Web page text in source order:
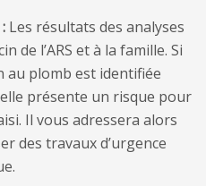
Les résultats des analyses
de l’ARS et à la famille. Si
au plomb est identifiée
présente un risque pour
Il vous adressera alors
des travaux d’urgence